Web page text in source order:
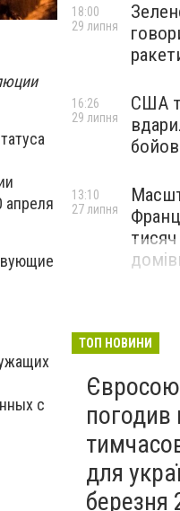
апреля
с
18:00
29 липня
США
16:26
29 липня
13:10
27 липня
ТОП НОВИНИ
для
березня